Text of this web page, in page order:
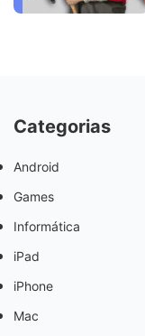
Categorias
Android
Games
Informática
iPad
iPhone
Mac